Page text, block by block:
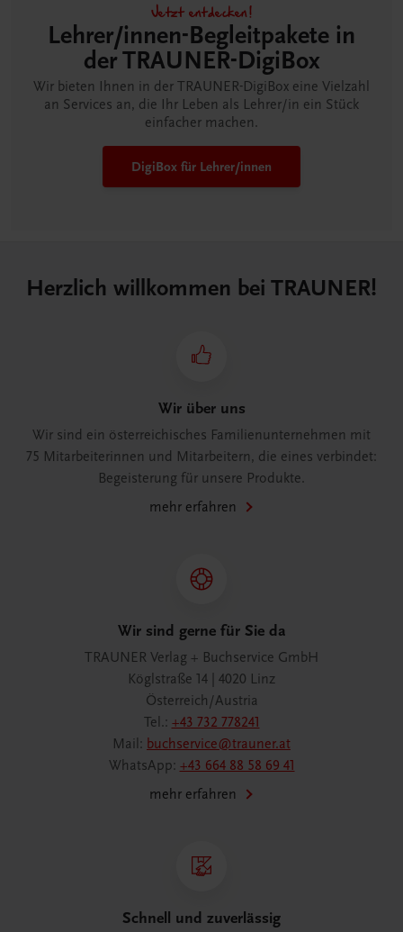
Jetzt entdecken!
Lehrer/innen-Begleitpakete in
der TRAUNER-DigiBox
Wir bieten Ihnen in der TRAUNER-DigiBox eine Vielzahl
an Services an, die Ihr Leben als Lehrer/in ein Stück
einfacher machen.
DigiBox für Lehrer/innen
Herzlich willkommen bei TRAUNER!
Wir über uns
Wir sind ein österreichisches Familienunternehmen mit
75 Mitarbeiterinnen und Mitarbeitern, die eines verbindet:
Begeisterung für unsere Produkte.
mehr erfahren
Wir sind gerne für Sie da
TRAUNER Verlag + Buchservice GmbH
Köglstraße 14 | 4020 Linz
Österreich/Austria
Tel.: +43 732 778241
Mail: buchservice@trauner.at
WhatsApp: +43 664 88 58 69 41
mehr erfahren
Schnell und zuverlässig